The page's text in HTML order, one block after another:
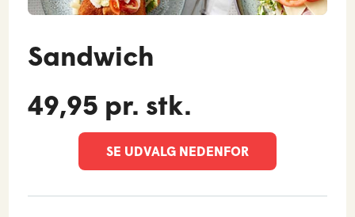
Sandwich
49,95 pr. stk.
SE UDVALG NEDENFOR